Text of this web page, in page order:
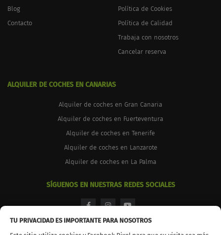
TU PRIVACIDAD ES IMPORTANTE PARA NOSOTROS
Blog
Contacto
Política de Cookies
Política de Calidad
Trabaja con nosotros
Cancelar reserva
ALQUILER DE COCHES EN CANARIAS
Alquiler de coches en Gran Canaria
Alquiler de coches en Fuerteventura
Alquiler de coches en Tenerife
Alquiler de coches en Lanzarote
Alquiler de coches en La Palma
SÍGUENOS EN NUESTRAS REDES SOCIALES
facebookinstagramyoutube